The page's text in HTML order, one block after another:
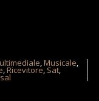
,Musicale,
,Ricevitore, Sat,